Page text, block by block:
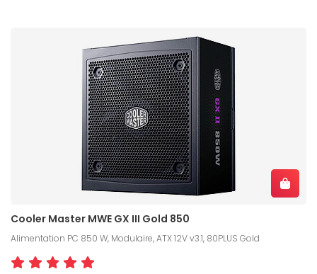
Cooler Master MWE GX III Gold 850
Alimentation PC 850 W, Modulaire, ATX 12V v3.1, 80PLUS Gold